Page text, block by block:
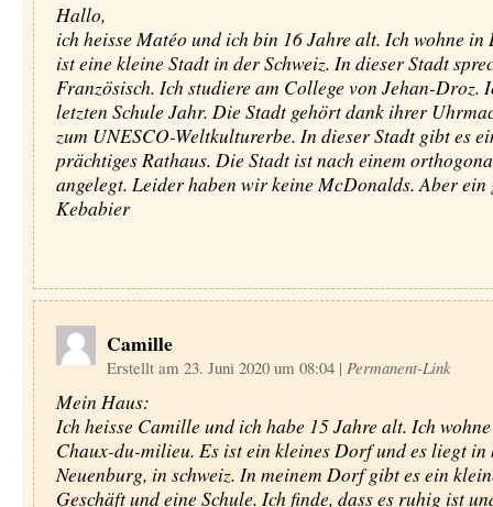
Hallo,
ich heisse Matéo und ich bin 16 Jahre alt. Ich wohne in
ist eine kleine Stadt in der Schweiz. In dieser Stadt
Französisch. Ich studiere am College von Jehan-Droz.
letzten Schule Jahr. Die Stadt gehört dank ihrer
zum UNESCO-Weltkulturerbe. In dieser Stadt gibt es
prächtiges Rathaus. Die Stadt ist nach einem
angelegt. Leider haben wir keine McDonalds. Aber
Kebabier
Camille
Erstellt am 23. Juni 2020 um 08:04 | Permanent-Link
Mein Haus:
Ich heisse Camille und ich habe 15 Jahre alt. Ich
Chaux-du-milieu. Es ist ein kleines Dorf und es liegt in
Neuenburg, in schweiz. In meinem Dorf gibt es ein
Geschäft und eine Schule. Ich finde, dass es ruhig ist